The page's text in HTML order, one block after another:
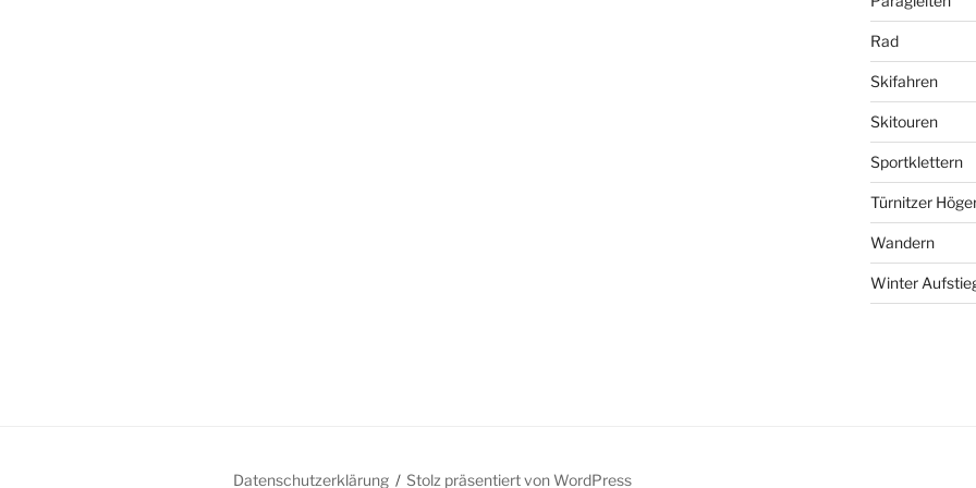
Rad
Skifahren
Skitouren
Sportklettern
Türnitzer
Wandern
Winter
Datenschutzerklärung Stolz präsentiert von WordPress